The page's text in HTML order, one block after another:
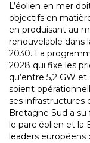
L’éolien en mer
objectifs en
en produisant au
renouvelable dans
2030. La
2028 qui fixe les
qu’entre 5,2 GW
soient
ses infrastructures
Bretagne Sud a su
le parc éolien et la
leaders européens